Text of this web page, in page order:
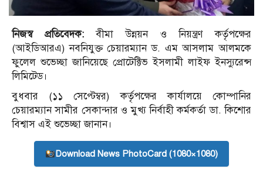
নিজস্ব প্রতিবেদক:বীমা উন্নয়ন ও নিয়ন্ত্রণ কর্তৃপক্ষের
(আইডিআরএ) নবনিযুক্ত চেয়ারম্যান ড. এম আসলাম আলমকে
ফুলেল শুভেচ্ছা জানিয়েছে প্রোটেক্টিভ ইসলামী লাইফ ইনস্যুরেন্স
লিমিটেড।
বুধবার (১১ সেপ্টেম্বর) কর্তৃপক্ষের কার্যালয়ে কোম্পানির
চেয়ারম্যান সামীর সেকান্দার ও মুখ্য নির্বাহী কর্মকর্তা ডা. কিশোর
বিশ্বাস এই শুভেচ্ছা জানান।
Download News PhotoCard (1080×1080)